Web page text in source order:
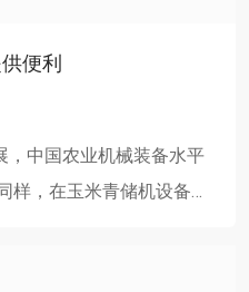
便利
中国农业机械装备水平
样，在玉米青储机设备